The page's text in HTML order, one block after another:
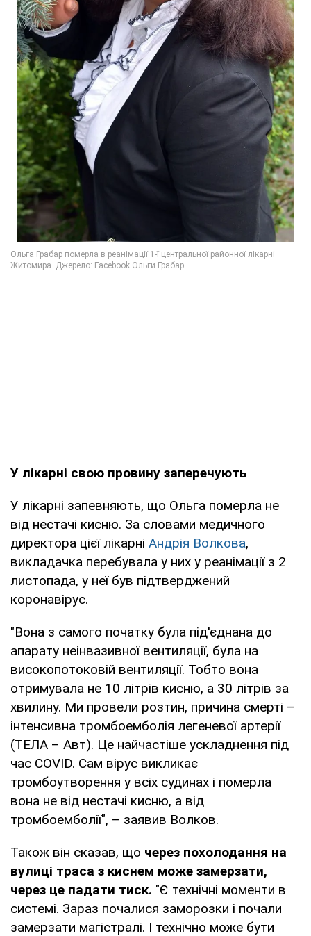
У лікарні свою провину заперечують
У лікарні запевняють, що Ольга померла не
від нестачі кисню. За словами медичного
директора цієї лікарні Андрія Волкова,
викладачка перебувала у них у реанімації з 2
листопада, у неї був підтверджений
коронавірус.
"Вона з самого початку була під'єднана до
апарату неінвазивної вентиляції, була на
високопотоковій вентиляції. Тобто вона
отримувала не 10 літрів кисню, а 30 літрів за
хвилину. Ми провели розтин, причина смерті –
інтенсивна тромбоемболія легеневої артерії
(ТЕЛА – Авт). Це найчастіше ускладнення під
час COVID. Сам вірус викликає
тромбоутворення у всіх судинах і померла
вона не від нестачі кисню, а від
тромбоемболії", – заявив Волков.
Також він сказав, що через похолодання на
вулиці траса з киснем може замерзати,
через це падати тиск. "Є технічні моменти в
системі. Зараз почалися заморозки і почали
замерзати магістралі. І технічно може бути